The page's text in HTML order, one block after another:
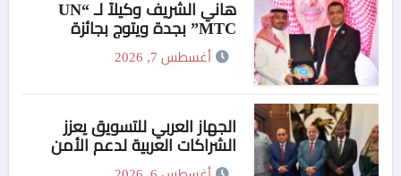
هاني الشريف وكيلاً لـ “UN
MTC” بجدة ويتوج بجائزة
“القائد المؤثر”
أغسطس 7, 2026
الجهاز العربي للتسويق يعزز
الشراكات العربية لدعم الأمن
الدوائي في السودان